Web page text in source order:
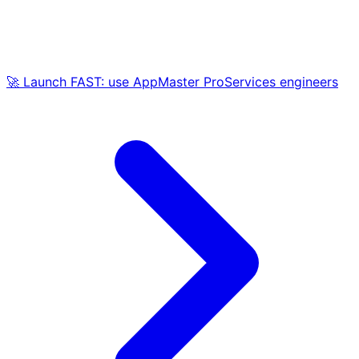
🚀 Launch FAST: use AppMaster ProServices engineers